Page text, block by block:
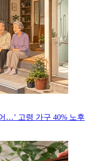
…’ 고령 가구 40% 노후